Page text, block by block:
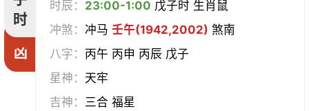
造仓 修饰垣墙 造船
造畜稠 盖屋
时
凶
时辰： 23:00-1:00 戊子时 生肖鼠
冲煞：冲马壬午(1942,2002) 煞南
八字： 丙午 丙申 丙辰 戊子
星神： 天牢
吉神： 三合 福星